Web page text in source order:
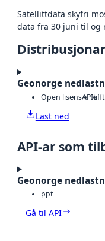
Satellittdata skyfri
data fra 30 juni til og
Distribusjonar
Geonorge
Open lisensAPItiff
Last ned
API-ar som
Geonorge
ppt
Gå til API